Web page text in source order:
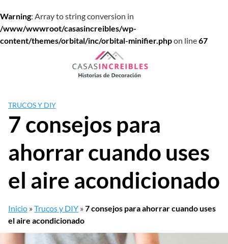
Warning: Array to string conversion in
/www/wwwroot/casasincreibles/wp-
content/themes/orbital/inc/orbital-minifier.phpon line67
TRUCOS Y DIY
7 consejos para
ahorrar cuando uses
el aire acondicionado
Inicio »Trucos y DIY »7 consejos para ahorrar cuando uses
el aire acondicionado